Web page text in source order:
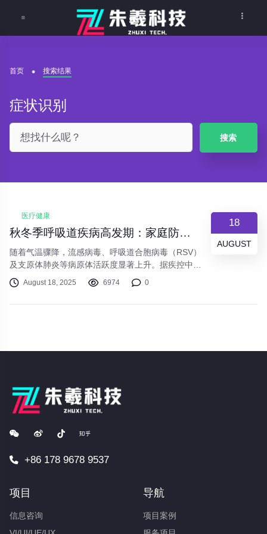
首页 搜索结果
症状识别
搜索
18
AUGUST
医疗健康
秋冬季呼吸道疾病高发期：家庭防护指南与预警信号识别
随着气温骤降，流感病毒、呼吸道合胞病毒（RSV）
及支原体肺炎等病原体活跃度显著上升。据疾控中心
最新监测数据，我国北方地区急性呼吸道感染病例较
上月增加37%。
August 18, 2025 6974 0
+86 178 9678 9537
项目
信息咨询
导航
项目案例